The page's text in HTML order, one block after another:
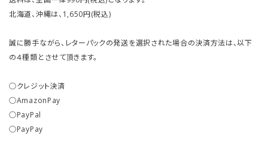
北海道、沖縄は、1,650円(税込)
誠に勝手ながら、レターパックの発送を選択された場合の決済方法は、以下
の４種類とさせて頂きます。
○クレジット決済
○AmazonPay
○PayPal
○PayPay